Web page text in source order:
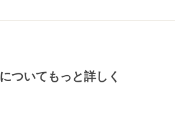
）についてもっと詳しく